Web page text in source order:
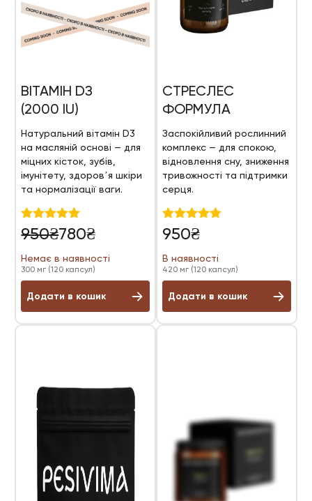
ВІТАМІН DЗ
(2000 IU)
Натуральний вітамін D3
на масляній основі — для
міцних кісток, зубів,
імунітету, здоровʼя шкіри
та нормалізації ваги.
Оцінено в
5.00
950₴
Оригінальна
950₴.
780₴
Поточна
780₴.
Немає в наявності
300 мг (120 капсул)
Додати в кошик
СТРЕСЛЕС
ФОРМУЛА
Заспокійливий рослинний
комплекс — для спокою,
відновлення сну, зниження
тривожності та підтримки
серця.
Оцінено в
5.00
950₴
В наявності
420 мг (120 капсул)
Додати в кошик